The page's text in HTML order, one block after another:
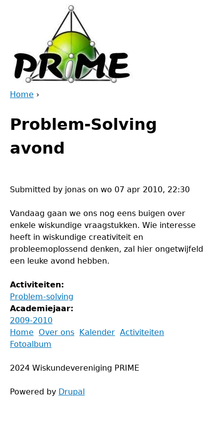
are
here
Home ›
to
top
Problem-Solving
avond
Submitted by jonas on wo 07 apr 2010, 22:30
Vandaag gaan we ons nog eens buigen over
enkele wiskundige vraagstukken. Wie interesse
heeft in wiskundige creativiteit en
probleemoplossend denken, zal hier ongetwijfeld
een leuke avond hebben.
Activiteiten:
Problem-solving
Academiejaar:
2009-2010
Back
to
Main
menu
Home Over ons Kalender Activiteiten
Fotoalbum
2024 Wiskundevereniging PRIME
Powered by Drupal